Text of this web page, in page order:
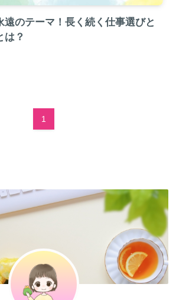
遠のテーマ！長く続く仕事選びと
は？
1